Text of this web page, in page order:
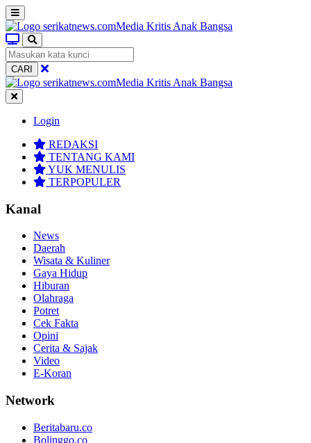
CARI
Login
REDAKSI
TENTANG KAMI
YUK MENULIS
TERPOPULER
Kanal
News
Daerah
Wisata & Kuliner
Gaya Hidup
Hiburan
Olahraga
Potret
Cek Fakta
Opini
Cerita & Sajak
Video
E-Koran
Network
Beritabaru.co
Bolinggo.co